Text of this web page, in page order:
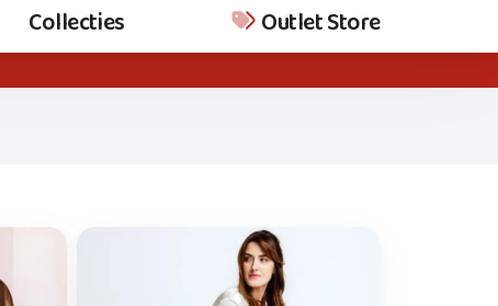
Collecties Outlet Store